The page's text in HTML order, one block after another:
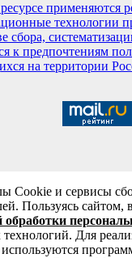
применяются
технологии
сбора,
к предпочтениям
на территории
Cookie и сервисы
Пользуясь сайтом,
обработки
Для